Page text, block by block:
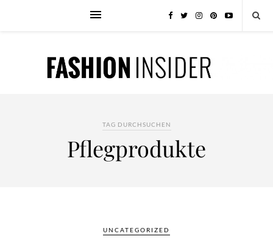
TAG DURCHSUCHEN
Pflegprodukte
UNCATEGORIZED